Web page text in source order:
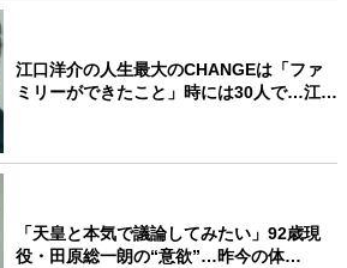
江口洋介の人生最大のCHANGEは「ファ
ミリーができたこと」時には30人で…江…
「天皇と本気で議論してみたい」92歳現
役・田原総一朗の“意欲”…昨今の体…